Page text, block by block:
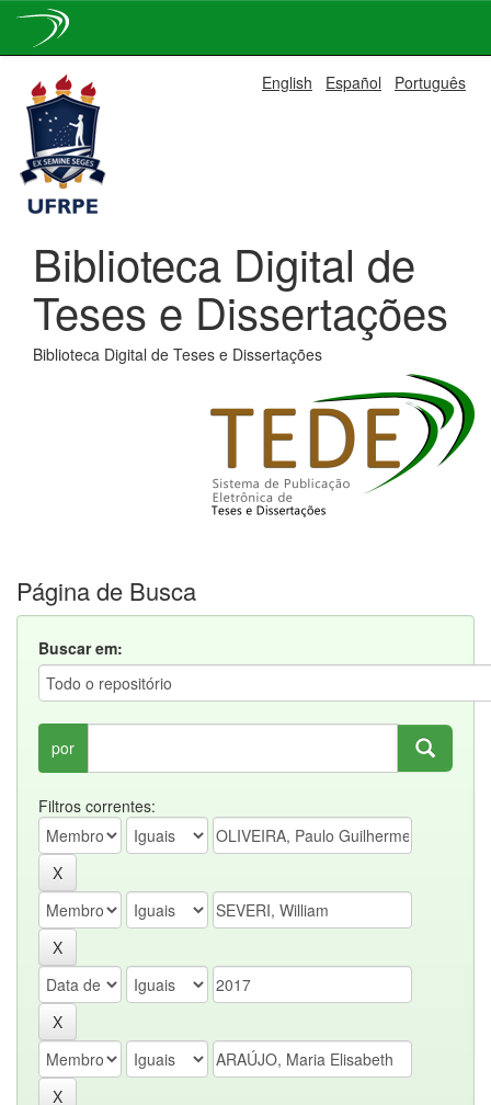
navigation
English Español Português
Biblioteca Digital de
Teses e Dissertações
Biblioteca Digital de Teses e Dissertações
Página de Busca
Buscar em:
por
Filtros correntes: